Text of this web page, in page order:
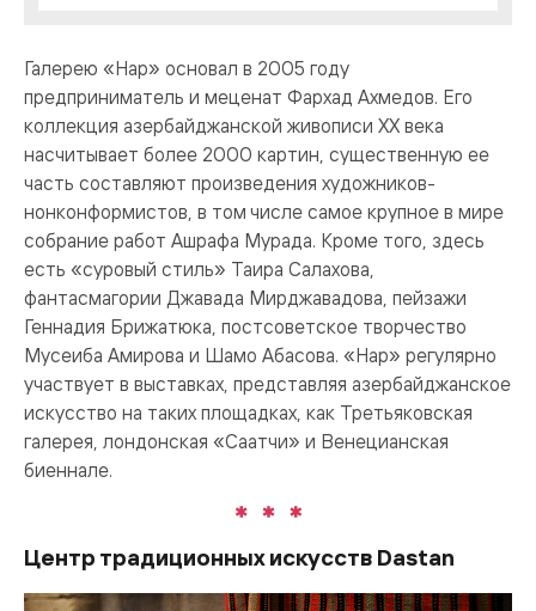
Галерею «Нар» основал в 2005 году
предприниматель и меценат Фархад Ахмедов. Его
коллекция азербайджанской живописи ХХ века
насчитывает более 2000 картин, существенную ее
часть составляют произведения художников-
нонконформистов, в том числе самое крупное в мире
собрание работ Ашрафа Мурада. Кроме того, здесь
есть «суровый стиль» Таира Салахова,
фантасмагории Джавада Мирджавадова, пейзажи
Геннадия Брижатюка, постсоветское творчество
Мусеиба Амирова и Шамо Абасова. «Нар» регулярно
участвует в выставках, представляя азербайджанское
искусство на таких площадках, как Третьяковская
галерея, лондонская «Саатчи» и Венецианская
биеннале.
Центр традиционных искусств Dastan